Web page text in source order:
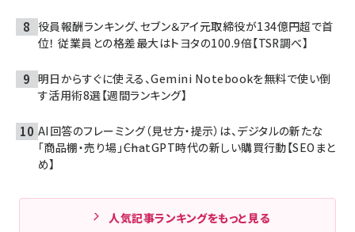
役員報酬ランキング、セブン＆アイ元取締役が134億円超で首
位！ 従業員との格差最大はトヨタの100.9倍【TSR調べ】
明日からすぐに使える、Gemini Notebookを無料で使い倒
す活用術8選【週間ランキング】
AI回答のフレーミング（見せ方・提示）は、デジタルの新たな
「商品棚・売り場」――ChatGPT時代の新しい購買行動【SEOまと
め】
人気記事ランキングをもっと見る